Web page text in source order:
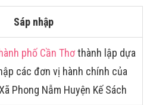
Sáp nhập
phố Cần Thơthành lập dựa
các đơn vị hành chính của
Phong Nẫm Huyện Kế Sách